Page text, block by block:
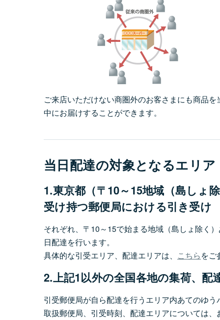
ご来店いただけない商圏外のお客さまにも商品を
中にお届けすることができます。
当日配達の対象となるエリア
1.東京都（〒10～15地域（島しょ
受け持つ郵便局における引き受け
それぞれ、〒10～15で始まる地域（島しょ除く
日配達を行います。
具体的な引受エリア、配達エリアは、 こちらをご
2.上記1以外の全国各地の集荷、
引受郵便局が自ら配達を行うエリア内あてのゆ
取扱郵便局、引受時刻、配達エリアについては